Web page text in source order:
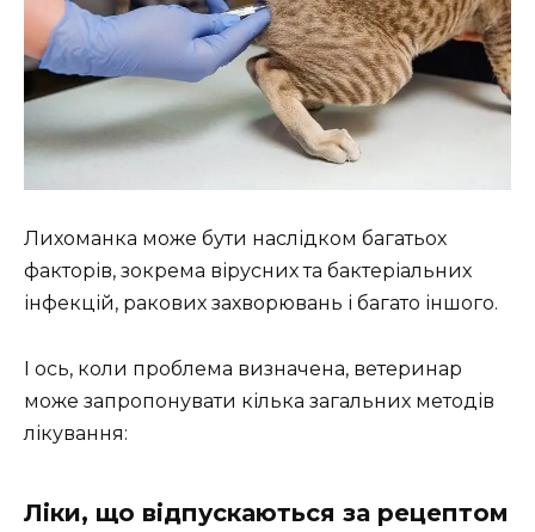
Лихоманка може бути наслідком багатьох
факторів, зокрема вірусних та бактеріальних
інфекцій, ракових захворювань і багато іншого.
І ось, коли проблема визначена, ветеринар
може запропонувати кілька загальних методів
лікування:
Ліки, що відпускаються за рецептом